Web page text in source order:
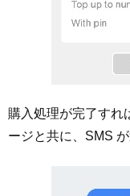
購入処理が完了すれ
ージと共に、SMS が